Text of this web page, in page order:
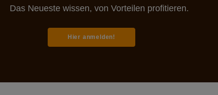
Das Neueste wissen, von Vorteilen profitieren.
Hier anmelden!